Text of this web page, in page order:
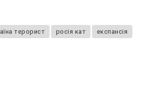
терорист росія кат експансія